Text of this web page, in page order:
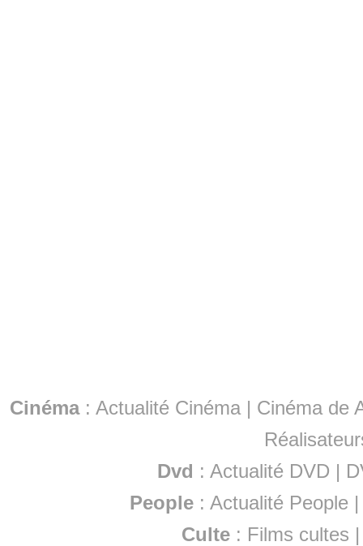
Cinéma: Actualité Cinéma | Cinéma de
Dvd : Actualité DVD |
People :Actualité People
Culte : Films cultes